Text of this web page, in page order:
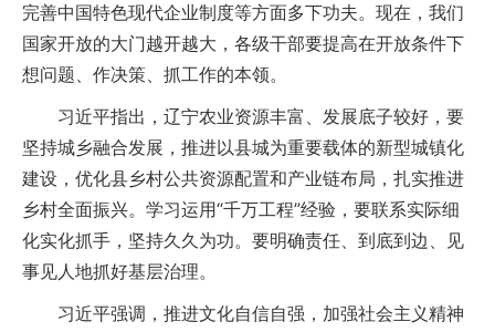
完善中国特色现代企业制度等方面多下功夫。现在，我们
国家开放的大门越开越大，各级干部要提高在开放条件下
想问题、作决策、抓工作的本领。
习近平指出，辽宁农业资源丰富、发展底子较好，要
坚持城乡融合发展，推进以县城为重要载体的新型城镇化
建设，优化县乡村公共资源配置和产业链布局，扎实推进
乡村全面振兴。学习运用“千万工程”经验，要联系实际细
化实化抓手，坚持久久为功。要明确责任、到底到边、见
事见人地抓好基层治理。
习近平强调，推进文化自信自强，加强社会主义精神